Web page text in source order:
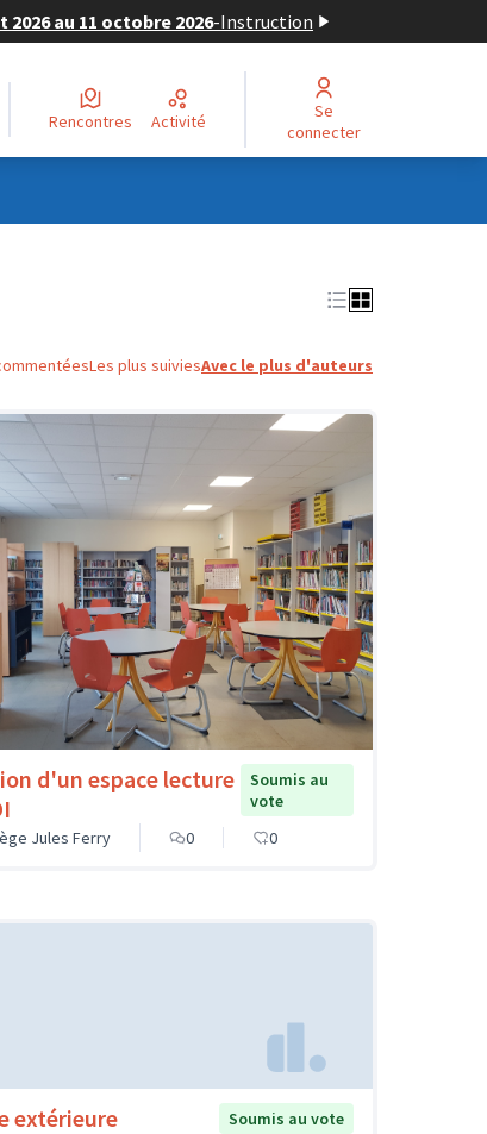
au 11 octobre 2026-Instruction
Rencontres Activité
Se
connecter
Les plus suiviesAvec le plus d'auteurs
d'un espace lecture
Soumis au
vote
Jules Ferry
0 0
extérieure Soumis au vote